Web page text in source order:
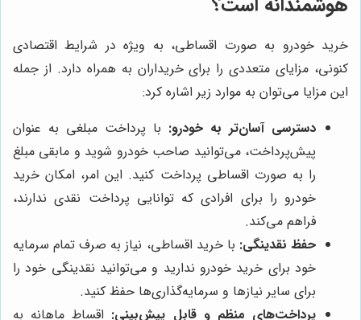
خرید خودرو به صورت اقساطی، به ویژه در شرایط اقتصادی
کنونی، مزایای متعددی را برای خریداران به همراه دارد. از جمله
این مزایا می‌توان به موارد زیر اشاره کرد:
دسترسی آسان‌تر به خودرو: با پرداخت مبلغی به عنوان
پیش‌پرداخت، می‌توانید صاحب خودرو شوید و مابقی مبلغ
را به صورت اقساطی پرداخت کنید. این امر، امکان خرید
خودرو را برای افرادی که توانایی پرداخت نقدی ندارند،
فراهم می‌کند.
حفظ نقدینگی: با خرید اقساطی، نیاز به صرف تمام سرمایه
خود برای خرید خودرو ندارید و می‌توانید نقدینگی خود را
برای سایر نیازها و سرمایه‌گذاری‌ها حفظ کنید.
پرداخت‌های منظم و قابل پیش‌بینی: اقساط ماهانه به